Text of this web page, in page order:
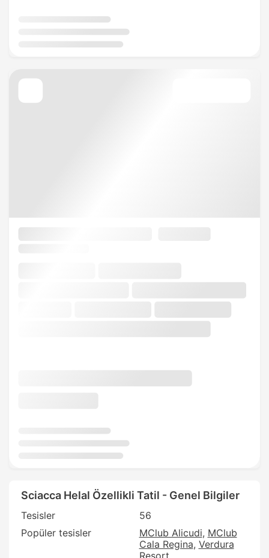
Sciacca Helal Özellikli Tatil - Genel Bilgiler
Tesisler
56
Popüler tesisler
MClub Alicudi MClub
Cala Regina Verdura
Resort